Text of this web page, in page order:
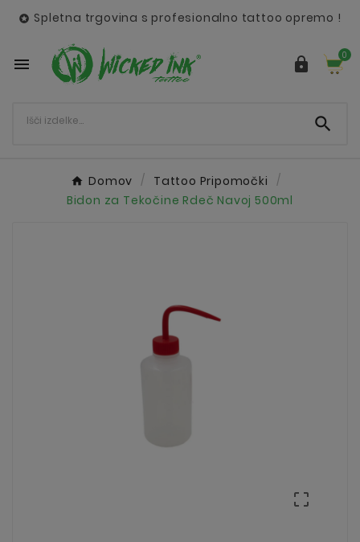
 Spletna trgovina s profesionalno tattoo opremo !
  0

Domov
Tattoo Pripomočki
Bidon za Tekočine Rdeč Navoj 500ml
